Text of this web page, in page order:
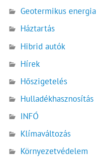
Geotermikus energia
Háztartás
Hibrid autók
Hírek
Hőszigetelés
Hulladékhasznosítás
INFÓ
Klímaváltozás
Környezetvédelem